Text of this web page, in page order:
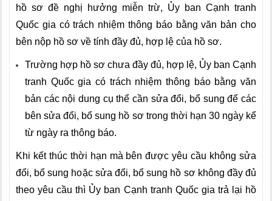
hồ sơ đề nghị hưởng miễn trừ, Ủy ban Cạnh tranh
Quốc gia có trách nhiệm thông báo bằng văn bản cho
bên nộp hồ sơ về tính đầy đủ, hợp lệ của hồ sơ.
Trường hợp hồ sơ chưa đầy đủ, hợp lệ, Ủy ban Cạnh
tranh Quốc gia có trách nhiệm thông báo bằng văn
bản các nội dung cụ thể cần sửa đổi, bổ sung để các
bên sửa đổi, bổ sung hồ sơ trong thời hạn 30 ngày kể
từ ngày ra thông báo.
Khi kết thúc thời hạn mà bên được yêu cầu không sửa
đổi, bổ sung hoặc sửa đổi, bổ sung hồ sơ không đầy đủ
theo yêu cầu thì Ủy ban Cạnh tranh Quốc gia trả lại hồ